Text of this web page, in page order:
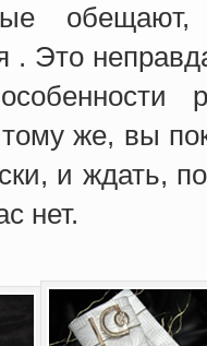
. Это
же, вы
и ждать,
нет.